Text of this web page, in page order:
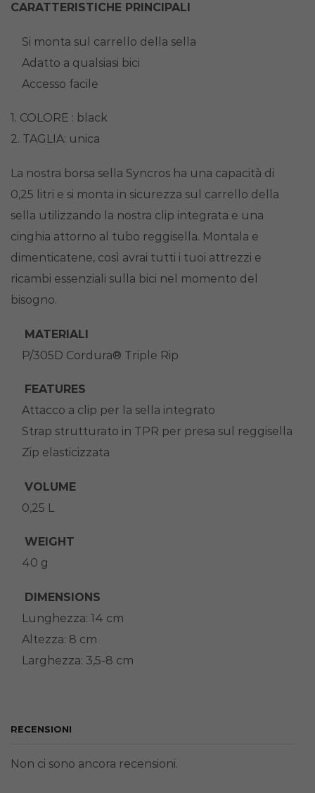
CARATTERISTICHE PRINCIPALI
Si monta sul carrello della sella
Adatto a qualsiasi bici
Accesso facile
1. COLORE : black
2. TAGLIA: unica
La nostra borsa sella Syncros ha una capacità di
0,25 litri e si monta in sicurezza sul carrello della
sella utilizzando la nostra clip integrata e una
cinghia attorno al tubo reggisella. Montala e
dimenticatene, così avrai tutti i tuoi attrezzi e
ricambi essenziali sulla bici nel momento del
bisogno.
MATERIALI
P/305D Cordura® Triple Rip
FEATURES
Attacco a clip per la sella integrato
Strap strutturato in TPR per presa sul reggisella
Zip elasticizzata
VOLUME
0,25 L
WEIGHT
40 g
DIMENSIONS
Lunghezza: 14 cm
Altezza: 8 cm
Larghezza: 3,5-8 cm
RECENSIONI
Non ci sono ancora recensioni.